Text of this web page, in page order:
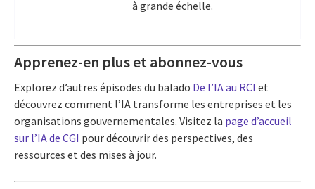
à grande échelle.
Apprenez-en plus et abonnez-vous
Explorez d’autres épisodes du balado De l’IA au RCI et
découvrez comment l’IA transforme les entreprises et les
organisations gouvernementales. Visitez la page d’accueil
sur l’IA de CGI pour découvrir des perspectives, des
ressources et des mises à jour.